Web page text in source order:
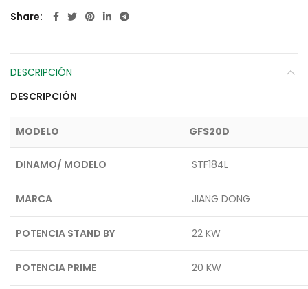
Share
DESCRIPCIÓN
DESCRIPCIÓN
MODELO GFS20D
DINAMO/ MODELO STF184L
MARCA JIANG DONG
POTENCIA STAND BY 22 KW
POTENCIA PRIME 20 KW